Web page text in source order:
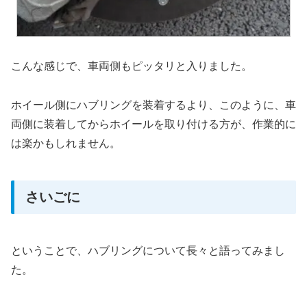
こんな感じで、車両側もピッタリと入りました。
ホイール側にハブリングを装着するより、このように、車
両側に装着してからホイールを取り付ける方が、作業的に
は楽かもしれません。
さいごに
ということで、ハブリングについて長々と語ってみまし
た。